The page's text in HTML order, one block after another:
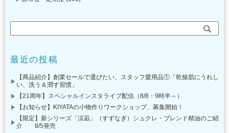
最近の投稿
【商品紹介】創業セールで選びたい、スタッフ愛用品①「乾燥肌にうれし
い、洗う＆潤す習慣」
【21周年】スペシャルインスタライブ配信（8/8・9時半～）
【お知らせ】KIYATAの小物作りワークショップ、募集開始！
【限定】新シリーズ「涼凪」（すずなぎ）シュクレ・ブレンド精油のご紹
介 8/5発売